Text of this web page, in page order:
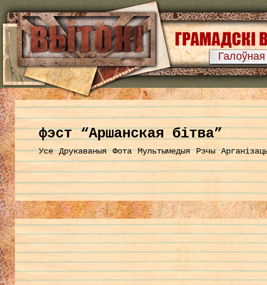
Галоўная
фэст “Аршанская бітва”
Усе Друкаваныя Фота Мультымедыя Рэчы